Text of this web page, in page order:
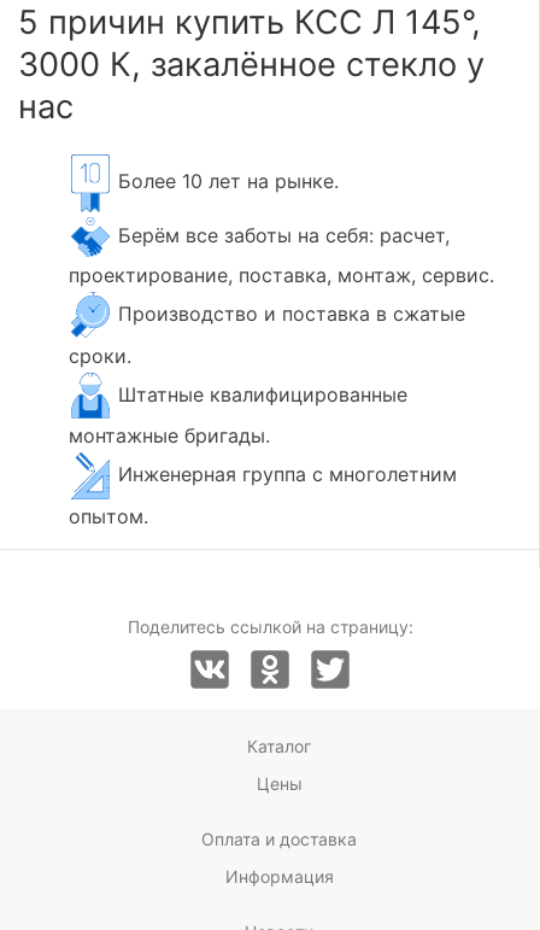
5 причин купить КСС Л 145°,
3000 К, закалённое стекло у
нас
Более 10 лет на рынке.
Берём все заботы на себя: расчет,
проектирование, поставка, монтаж, сервис.
Производство и поставка в сжатые
сроки.
Штатные квалифицированные
монтажные бригады.
Инженерная группа с многолетним
опытом.
Поделитесь ссылкой на страницу:
Каталог
Цены
Оплата и доставка
Информация